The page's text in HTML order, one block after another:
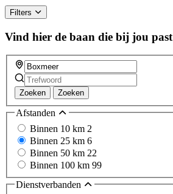
ignore
this
field
Filters
Vind hier de baan die bij jou past
Zoeken Zoeken
Afstanden
Binnen 10 km 2
Binnen 25 km 6
Binnen 50 km 22
Binnen 100 km 99
Dienstverbanden